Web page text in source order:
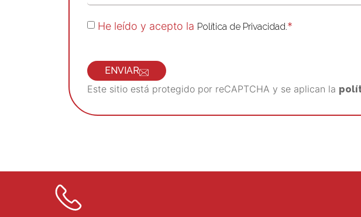
He leído y acepto la Política de Privacidad.*
ENVIAR
Este sitio está protegido por reCAPTCHA y se aplican la